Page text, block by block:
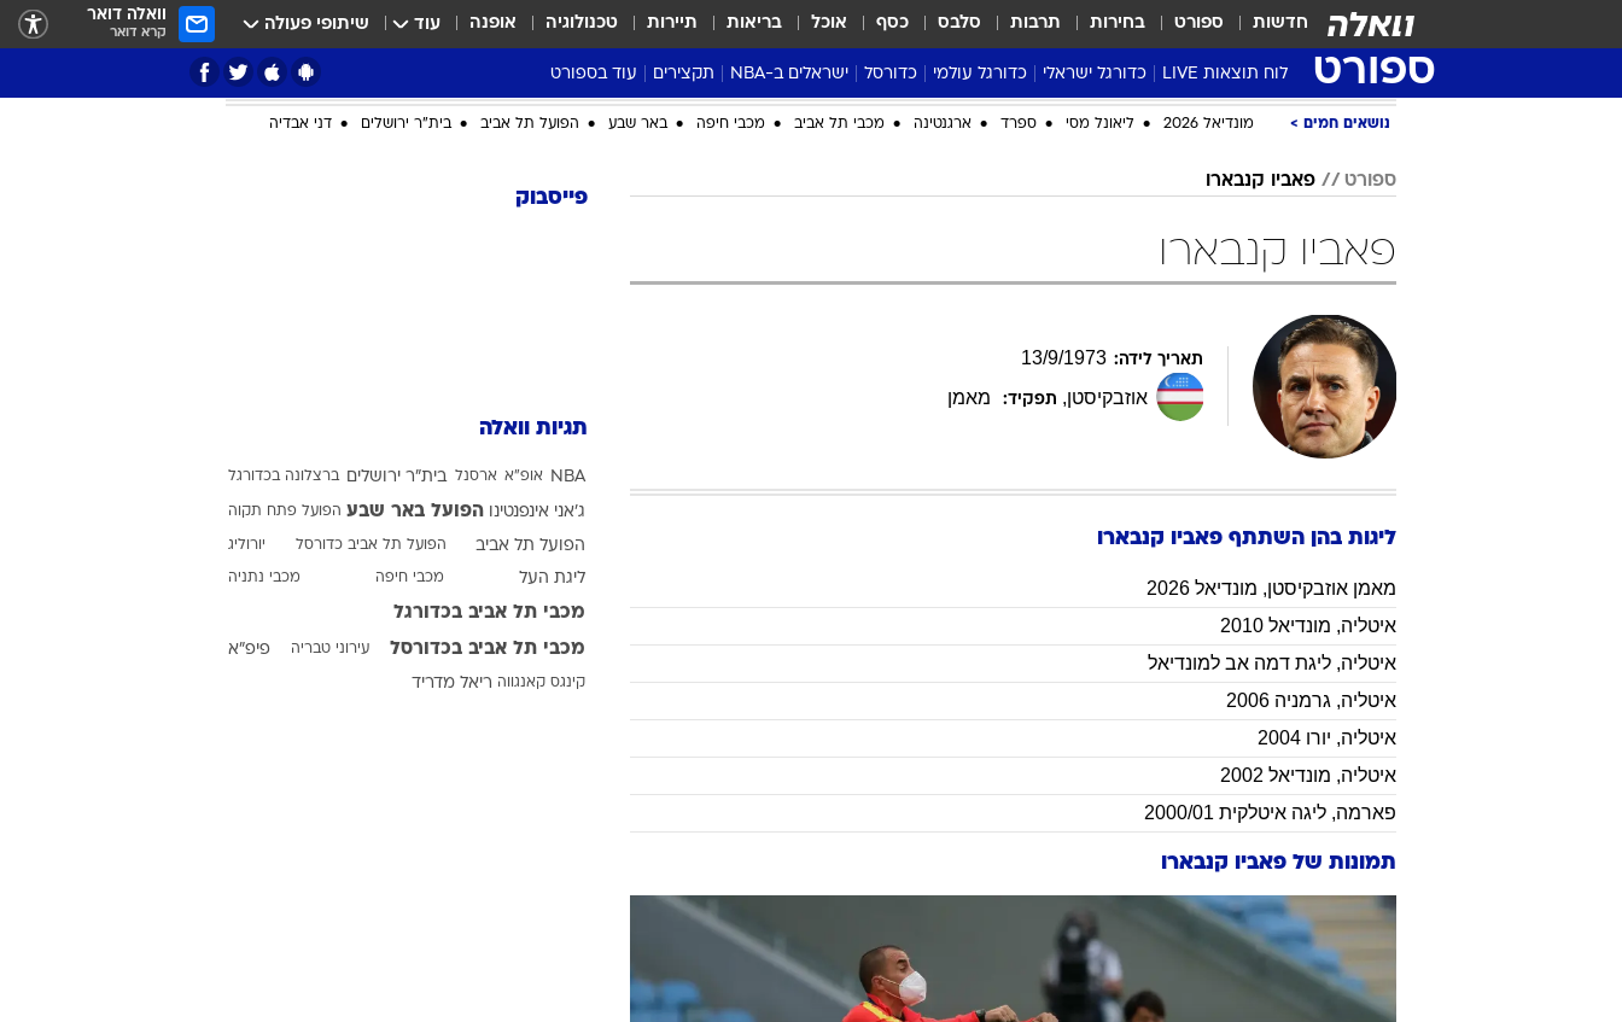
חדשות ספורט בחירות תרבות סלבס כסף אוכל בריאות תיירות טכנולוגיה אופנה עוד שיתופי פעולה וואלה דואר
קרא דואר
ספורט לוח תוצאות LIVE כדורגל ישראלי
ליגת העל Winner
ליגה א'
כדורגל עולמי
ליגה אנגלית
דרום אמריקה
כדורסל
ליגת העל
ישראלים ב-NBA
דני אבדיה
תקצירים עוד בספורט
מונדיאל 2026
טבלאות
ספורט אמריקאי
ענפים נוספים
לוח שידורים
החידה של ספורט1
ארכיון מדורים מחוץ לקווים
נושאים חמים מונדיאל 2026 ליאונל מסי ספרד ארגנטינה מכבי תל אביב מכבי חיפה באר שבע הפועל תל אביב בית"ר ירושלים דני אבדיה
ספורט פאביו קנבארו
פאביו קנבארו
תאריך לידה: 13/9/1973
אוזבקיסטן, תפקיד: מאמן
ליגות בהן השתתף פאביו קנבארו
מאמן אוזבקיסטן, מונדיאל 2026
איטליה, מונדיאל 2010
איטליה, ליגת דמה אב למונדיאל
איטליה, גרמניה 2006
איטליה, יורו 2004
איטליה, מונדיאל 2002
פארמה, ליגה איטלקית 2000/01
תמונות של פאביו קנבארו
פייסבוק
תגיות וואלה
NBA אופ"א ארסנל בית"ר ירושלים ברצלונה בכדורגל
ג'אני אינפנטינו הפועל באר שבע הפועל פתח תקוה
הפועל תל אביב הפועל תל אביב כדורסל יורוליג
ליגת העל מכבי חיפה מכבי נתניה
מכבי תל אביב בכדורגל
מכבי תל אביב בכדורסל
עירוני טבריה פיפ"א
קינגס קאנגווה ריאל מדריד